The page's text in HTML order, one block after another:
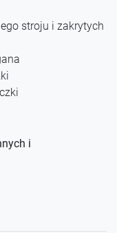
stroju i zakrytych
i